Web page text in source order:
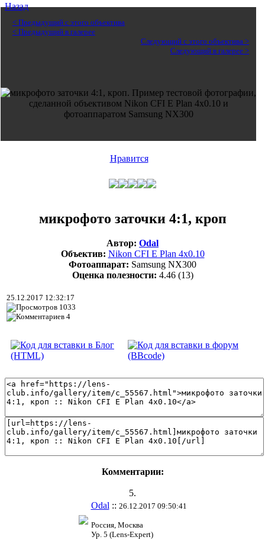
Назад
< Предыдущий с этого объектива
< Предыдущий в галерее
Следующий с этого объектива >
Следующий в галерее >
Нравится
микрофото заточки 4:1, кроп
Автор: Odal
Объектив: Nikon CFI E Plan 4х0.10
Фотоаппарат: Samsung NX300
Оценка полезности: 4.46 (13)
25.12.2017 12:32:17
1033
4
Комментарии:
5.
Odal:: 26.12.2017 09:50:41
Россия, Москва
Ур. 5 (Lens-Expert)